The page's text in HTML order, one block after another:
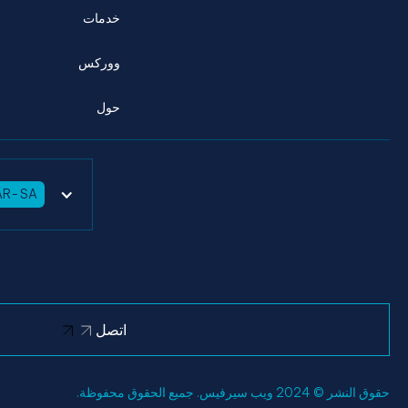
خدمات
ووركس
حول
SA
اتصل
حقوق النشر © 2024 ويب سيرفيس. جميع الحقوق محفوظة.